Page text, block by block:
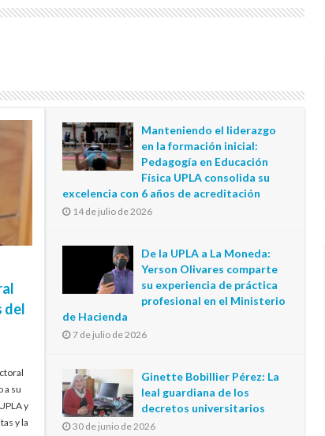
del
a su
y
y la
Manteniendo el liderazgo
en la formación inicial:
Pedagogía en Educación
Física UPLA consolida su
excelencia con 6 años de acreditación
14 de julio de 2026
De la UPLA a La Moneda:
Yerson Olivares comparte
su experiencia de práctica
profesional en el Ministerio
de Hacienda
7 de julio de 2026
Ginette Bobillier Pérez: La
leal guardiana de los
decretos universitarios
30 de junio de 2026